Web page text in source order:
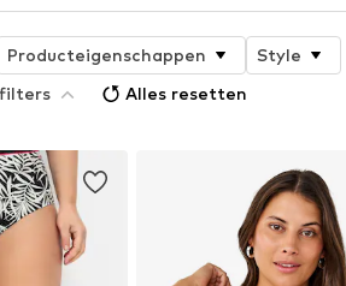
Producteigenschappen
Style
Alles resetten